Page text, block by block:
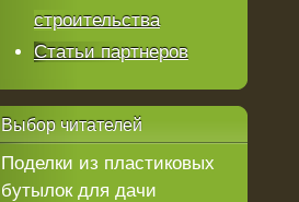
строительства
Статьи партнеров
Выборчитателей
Поделки из пластиковых
бутылок для дачи